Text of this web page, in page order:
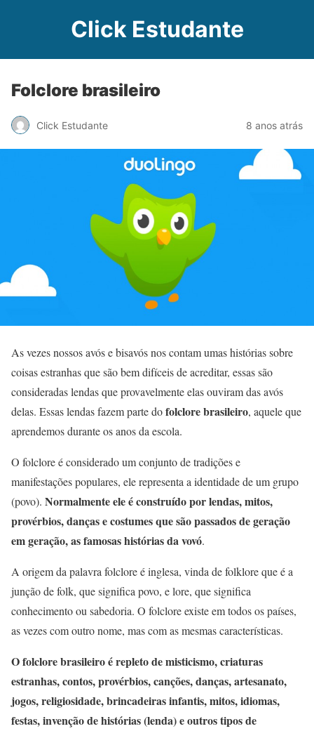
Click Estudante
Folclore brasileiro
Click Estudante 8 anos atrás
As vezes nossos avós e bisavós nos contam umas histórias sobre
coisas estranhas que são bem difíceis de acreditar, essas são
consideradas lendas que provavelmente elas ouviram das avós
delas. Essas lendas fazem parte dofolclore brasileiro, aquele que
aprendemos durante os anos da escola.
O folclore é considerado um conjunto de tradições e
manifestações populares, ele representa a identidade de um grupo
(povo). Normalmente ele é construído por lendas, mitos,
provérbios, danças e costumes que são passados de geração
em geração, as famosas histórias da vovó.
A origem da palavra folclore é inglesa, vinda de folklore que é a
junção de folk, que significa povo, e lore, que significa
conhecimento ou sabedoria. O folclore existe em todos os países,
as vezes com outro nome, mas com as mesmas características.
O folclore brasileiro é repleto de misticismo, criaturas
estranhas, contos, provérbios, canções, danças, artesanato,
jogos, religiosidade, brincadeiras infantis, mitos, idiomas,
festas, invenção de histórias (lenda) e outros tipos de